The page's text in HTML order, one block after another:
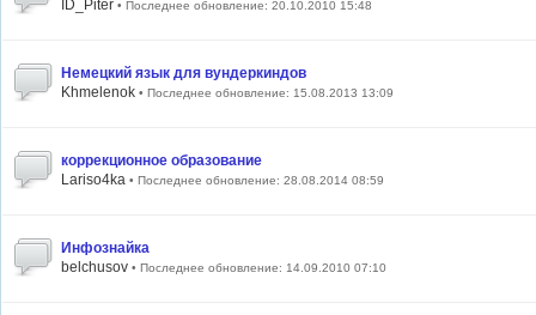
ID_Piter • Последнее обновление: 20.10.2010 15:48
Немецкий язык для вундеркиндов
Khmelenok • Последнее обновление: 15.08.2013 13:09
коррекционное образование
Lariso4ka • Последнее обновление: 28.08.2014 08:59
Инфознайка
belchusov • Последнее обновление: 14.09.2010 07:10